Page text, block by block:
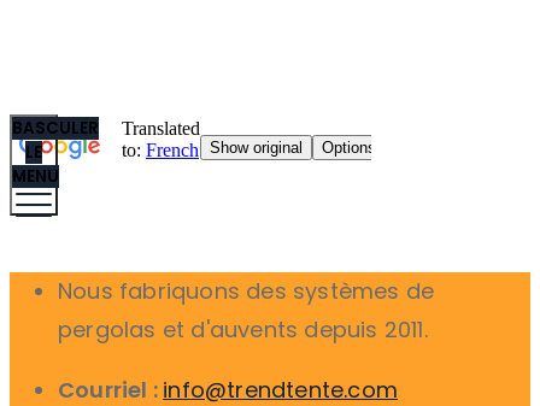
Nous fabriquons des systèmes de
pergolas et d'auvents depuis 2011.
Courriel : info@trendtente.com
BASCULER
LE
MENU